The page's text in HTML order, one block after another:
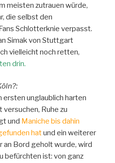
meisten zutrauen würde,
die selbst den
Schlotterknie verpasst.
Simak von Stuttgart
vielleicht noch retten,
drin.
ersten unglaublich harten
Ruhe zu
und Maniche bis dahin
hatund ein weiterer
Bord geholt wurde, wird
befürchten ist: von ganz